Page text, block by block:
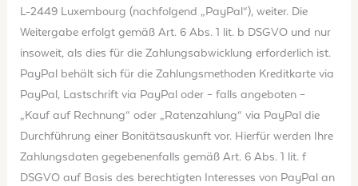
L-2449 Luxembourg (nachfolgend „PayPal“), weiter. Die
Weitergabe erfolgt gemäß Art. 6 Abs. 1 lit. b DSGVO und nur
insoweit, als dies für die Zahlungsabwicklung erforderlich ist.
PayPal behält sich für die Zahlungsmethoden Kreditkarte via
PayPal, Lastschrift via PayPal oder – falls angeboten –
„Kauf auf Rechnung“ oder „Ratenzahlung“ via PayPal die
Durchführung einer Bonitätsauskunft vor. Hierfür werden Ihre
Zahlungsdaten gegebenenfalls gemäß Art. 6 Abs. 1 lit. f
DSGVO auf Basis des berechtigten Interesses von PayPal an